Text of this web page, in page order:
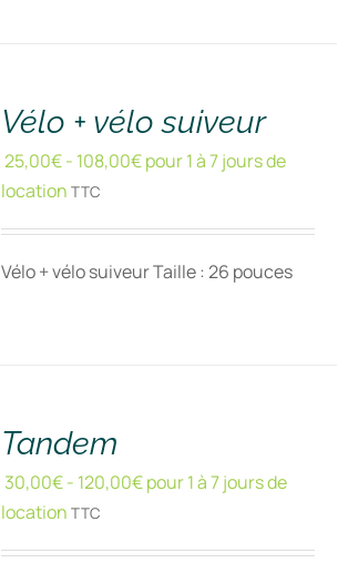
Vélo + vélo suiveur
25,00€- 108,00€pour 1 à 7 jours de
location TTC
Vélo + vélo suiveur Taille : 26 pouces
Tandem
30,00€- 120,00€pour 1 à 7 jours de
location TTC